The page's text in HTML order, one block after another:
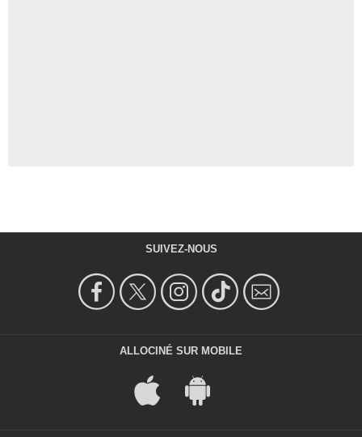
SUIVEZ-NOUS
ALLOCINÉ SUR MOBILE